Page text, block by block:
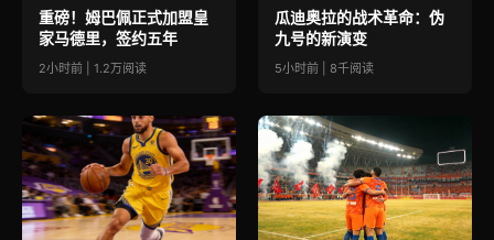
重磅！姆巴佩正式加盟皇
家马德里，签约五年
2小时前 | 1.2万阅读
瓜迪奥拉的战术革命：伪
九号的新演变
5小时前 | 8千阅读